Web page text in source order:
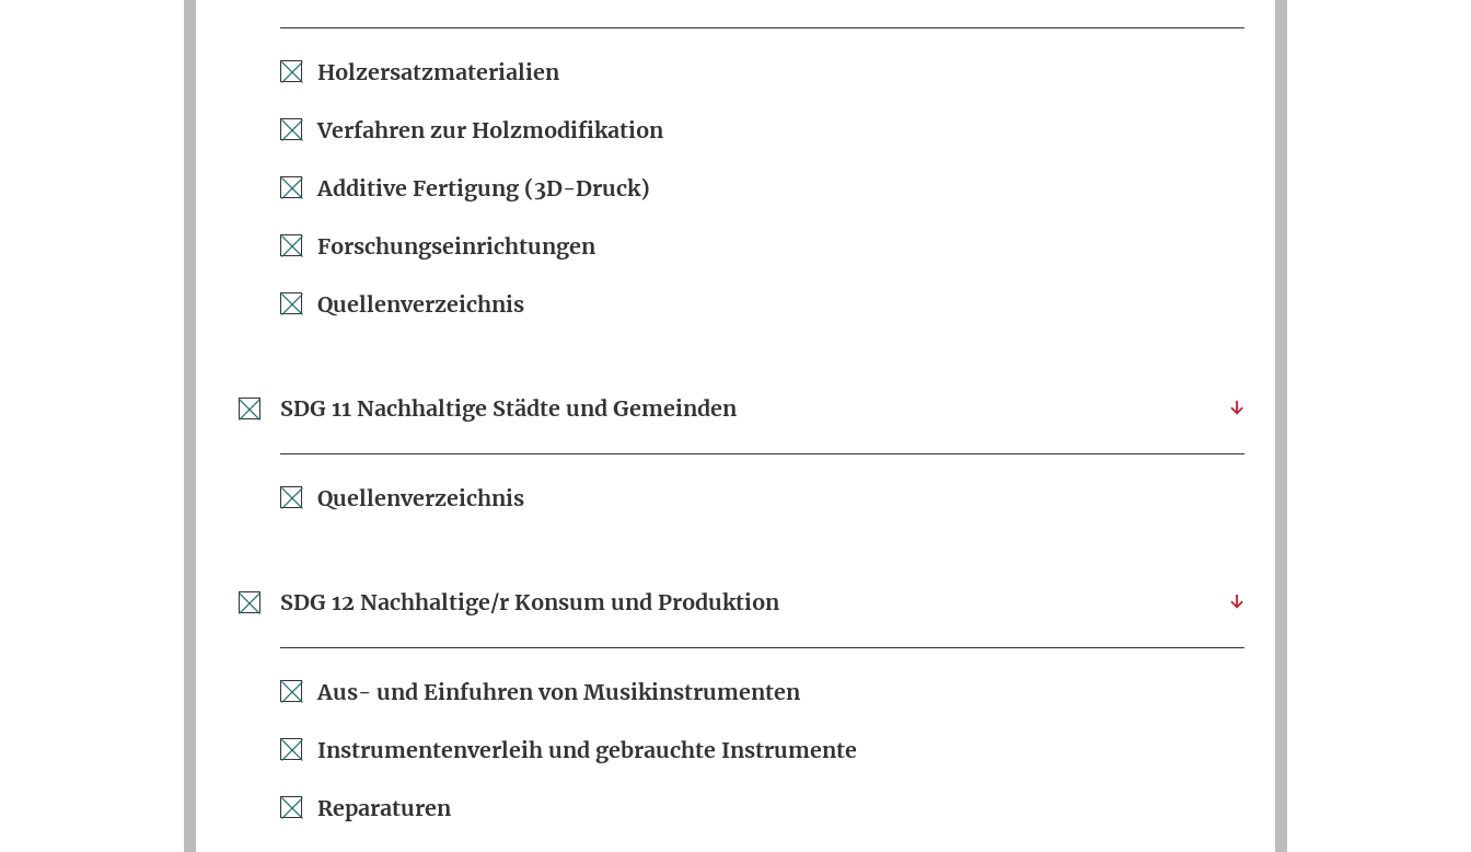
Holzersatzmaterialien
Verfahren zur Holzmodifikation
Additive Fertigung (3D-Druck)
Forschungseinrichtungen
Quellenverzeichnis
SDG 11 Nachhaltige Städte und Gemeinden
Quellenverzeichnis
SDG 12 Nachhaltige/r Konsum und Produktion
Aus- und Einfuhren von Musikinstrumenten
Instrumentenverleih und gebrauchte Instrumente
Reparaturen